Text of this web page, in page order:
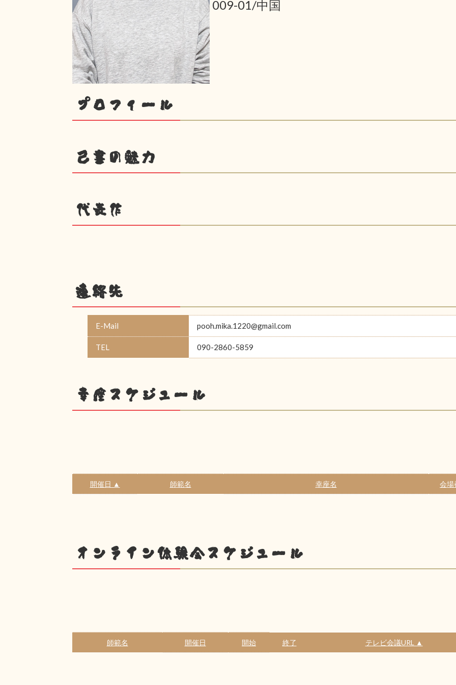
009-01/中国
プロフィール
己書の魅力
代表作
連絡先
E-Mail pooh.mika.1220@gmail.com
TEL 090-2860-5859
幸座スケジュール
開催日 ▲ 師範名 幸座名 会場
オンライン体験会スケジュール
師範名 開催日 開始 終了 テレビ会議URL ▲